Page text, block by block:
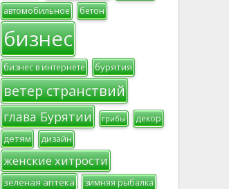
автомобильное бетон
бизнес
бизнес в интернете бурятия
ветер странствий
глава Бурятии грибы декор
детям дизайн
женские хитрости
зеленая аптека зимняя рыбалка